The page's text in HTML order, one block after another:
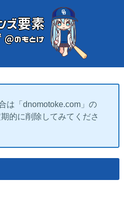
は「dnomotoke.com」の
的に削除してみてくださ